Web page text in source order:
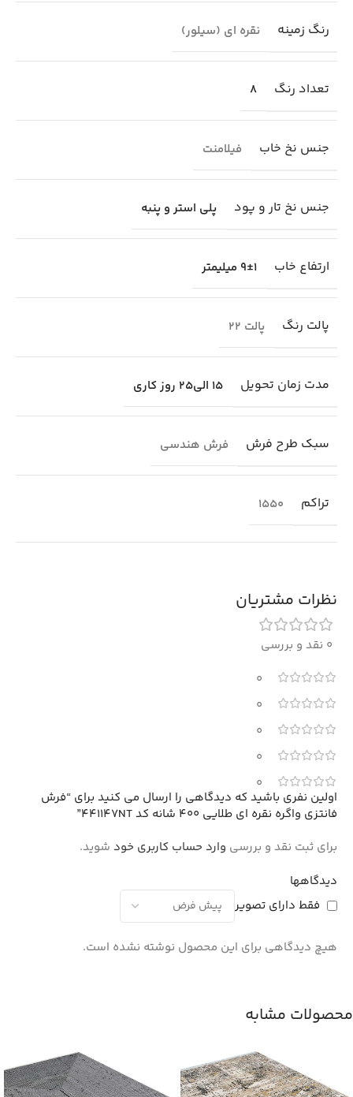
رنگ زمینه نقره ای (سیلور)
تعداد رنگ 8
جنس نخ خاب فیلامنت
جنس نخ تار و پود پلی استر و پنبه
ارتفاع خاب 9±1 میلیمتر
پالت رنگ پالت 22
مدت زمان تحویل 15 الی25 روز کاری
سبک طرح فرش فرش هندسی
تراکم 1550
نظرات مشتریان
0 نقد و بررسی
0
0
0
0
0
دیدگاهها
فقط دارای تصویر
هیچ دیدگاهی برای این محصول نوشته نشده است.
اولین نفری باشید که دیدگاهی را ارسال می کنید برای “فرش
فانتزی واگره نقره ای طلایی 400 شانه کد 441147NT”
برای ثبت نقد و بررسی وارد حساب کاربری خود شوید.
محصولات مشابه